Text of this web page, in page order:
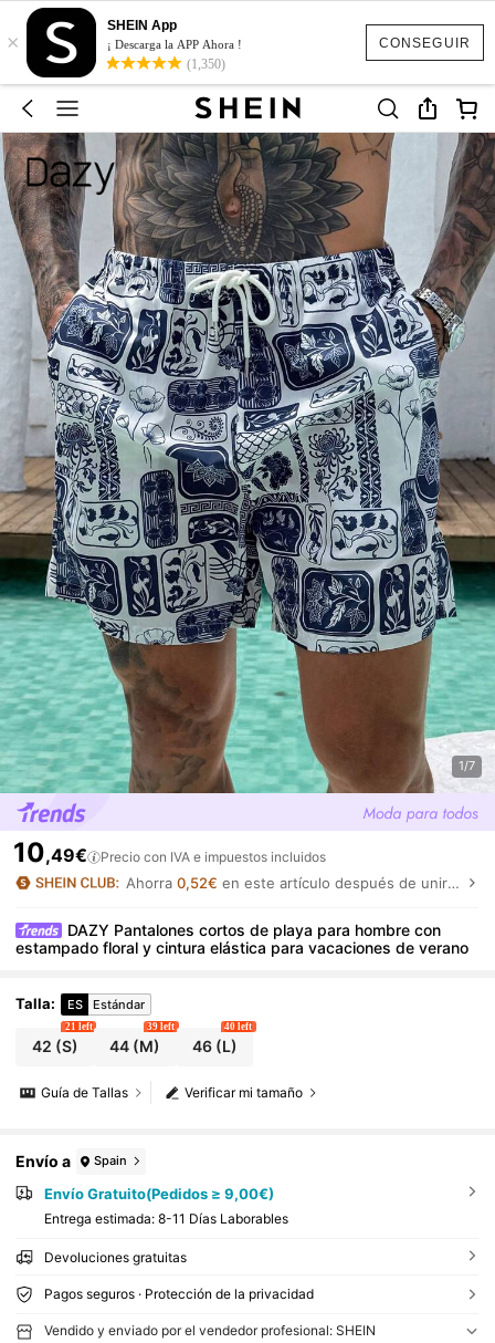
CONSEGUIR
×
SHEIN App
¡ Descarga la APP Ahora !
(1,350)
1/7
10,49€ Precio con IVA e impuestos incluidos
Ahorra 0,52€ en este artículo después de unirte.
DAZY Pantalones cortos de playa para hombre con
estampado floral y cintura elástica para vacaciones de verano
Talla: ES Estándar
42 (S)
21 left
44 (M)
39 left
46(L)
40 left
Verificar mi tamaño
Guía de Tallas
Envío a Spain
Envío Gratuito(Pedidos ≥ 9,00€)
Entrega estimada: 8-11 Días Laborables
Devoluciones gratuitas
Pagos seguros · Protección de la privacidad
Vendido y enviado por el vendedor profesional: SHEIN